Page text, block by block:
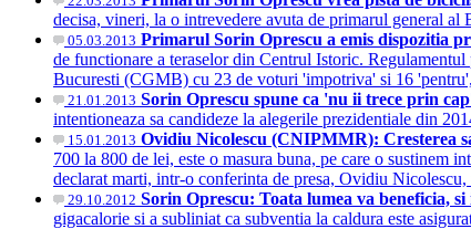
decisa, vineri, la o intrevedere avuta de primarul general
05.03.2013 Primarul Sorin Oprescu a emis dispozitia
de functionare a teraselor din Centrul Istoric.
Bucuresti (CGMB) cu 23 de voturi 'impotriva' si 16
21.01.2013 Sorin Oprescu spune ca 'nu ii trece prin
intentioneaza sa candideze la alegerile prezidentiale din
15.01.2013 Ovidiu Nicolescu (CNIPMMR): Cresterea
700 la 800 de lei, este o masura buna, pe care o sustinem
declarat marti, intr-o conferinta de presa, Ovidiu
29.10.2012 Sorin Oprescu: Toata lumea va beneficia,
gigacalorie si a subliniat ca subventia la caldura este